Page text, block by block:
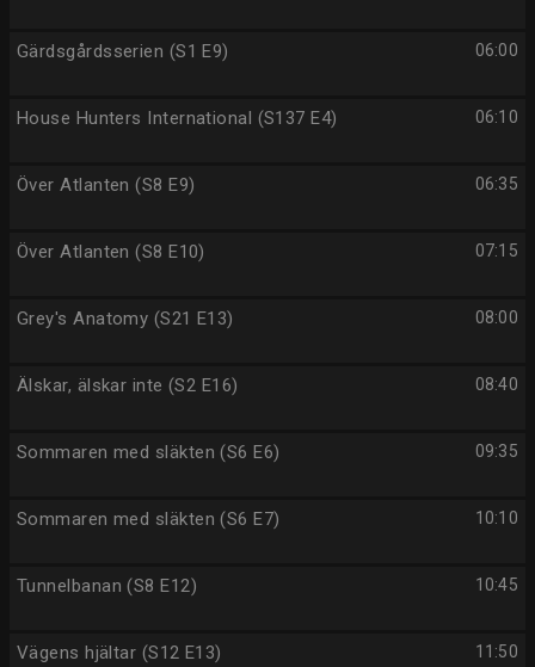
06:00
Gärdsgårdsserien (S1 E9)
06:10
House Hunters International (S137 E4)
06:35
Över Atlanten (S8 E9)
07:15
Över Atlanten (S8 E10)
08:00
Grey's Anatomy (S21 E13)
08:40
Älskar, älskar inte (S2 E16)
09:35
Sommaren med släkten (S6 E6)
10:10
Sommaren med släkten (S6 E7)
10:45
Tunnelbanan (S8 E12)
11:50
Vägens hjältar (S12 E13)